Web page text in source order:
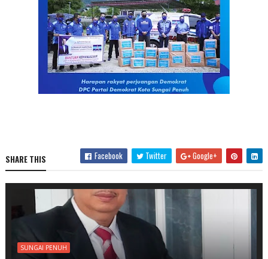
SHARE THIS Facebook Twitter Google+
SUNGAI PENUH